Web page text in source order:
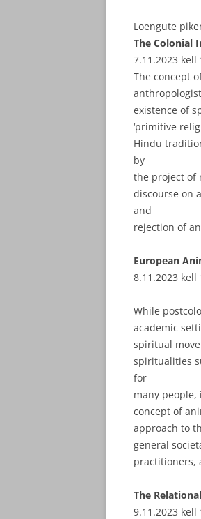
Loengute
The Colonial
7.11.2023 kell
The concept
existence of
‘primitive
Hindu
by
the project of
discourse on
and
rejection of
European
8.11.2023 kell
While
academic
spiritual
spiritualities
for
many
concept of
approach to
general
practitioners,
The
9.11.2023 kell